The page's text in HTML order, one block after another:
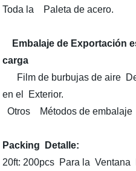
Toda la Paleta de acero.
Embalaje de Exportación
carga
Film de burbujas de aire
en el Exterior.
Otros Métodos de
Packing Detalle:
20ft: 200pcs Para la